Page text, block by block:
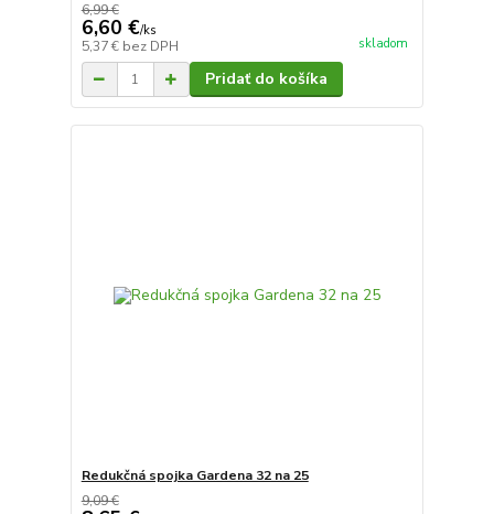
6,99 €
6,60 €/ks
5,37 € bez DPH skladom
Pridať do košíka
Redukčná spojka Gardena 32 na 25
9,09 €